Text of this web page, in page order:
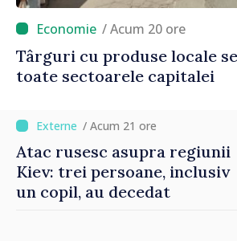
/ Acum 20 ore
Târguri cu produse locale
toate sectoarele capitalei
/ Acum 21 ore
Atac rusesc asupra regiunii
Kiev: trei persoane, inclusiv
un copil, au decedat